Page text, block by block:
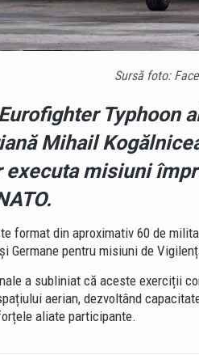
Sursă foto:
Typhoon
Mihail
executa misiuni
format din aproximativ 60 de
Germane pentru misiuni de
a subliniat că aceste exerciții
aerian, dezvoltând
aliate participante.